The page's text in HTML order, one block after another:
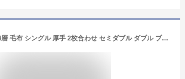
【楽天1位】4層 毛布 シングル 厚手 2枚合わせ セミダブル ダブル ブランケット 冬 ふわふわ マイクロファイバー フランネル ふんわり あったか 暖かい 洗える おしゃれ 抗菌 防臭 静電気防止